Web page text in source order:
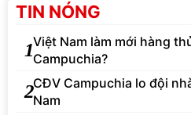
TIN NÓNG
1Việt Nam làm mới hàng
Campuchia?
2CĐV Campuchia lo đội
Nam